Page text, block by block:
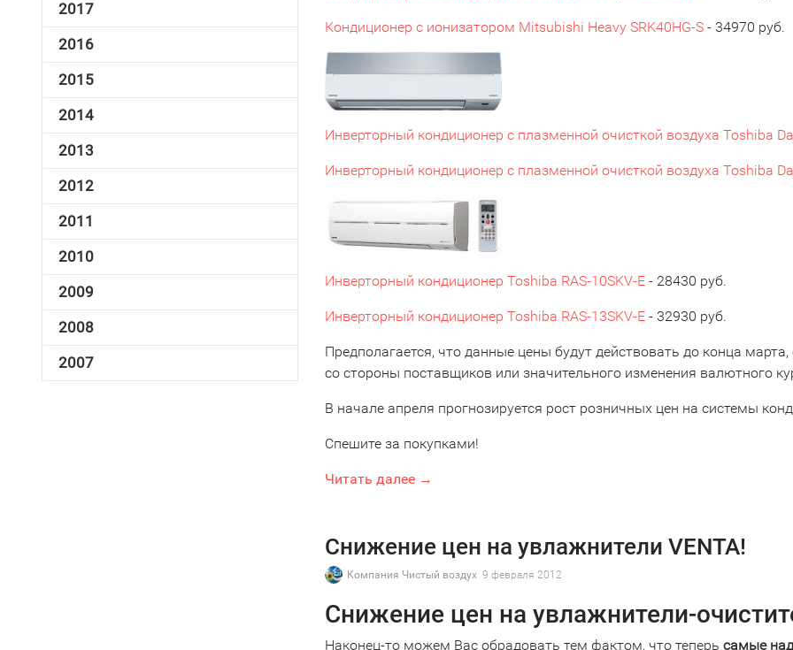
2017
2016
2015
2014
2013
2012
2011
2010
2009
2008
2007
Кондиционер с ионизатором Mitsubishi Heavy SRK40HG-S - 34970 руб.
Инверторный кондиционер с плазменной очисткой воздуха Toshiba
Инверторный кондиционер с плазменной очисткой воздуха Toshiba
Инверторный кондиционер Toshiba RAS-10SKV-Е - 28430 руб.
Инверторный кондиционер Toshiba RAS-13SKV-Е - 32930 руб.
Предполагается, что данные цены будут действовать до конца
со стороны поставщиков или значительного изменения валютного
В начале апреля прогнозируется рост розничных цен на системы
Спешите за покупками!
Читать далее →
Снижение цен на увлажнители VENTA!
Компания Чистый воздух 9 февраля 2012
Снижение цен на увлажнители-
Наконец-то можем Вас обрадовать тем фактом, что теперь самые